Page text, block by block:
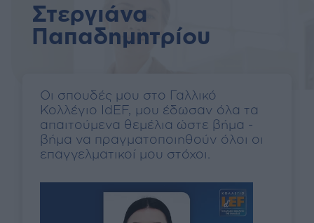
Στεργιάνα
Παπαδημητρίου
Οι σπουδές μου στο Γαλλικό
Κολλέγιο IdEF, μου έδωσαν όλα τα
απαιτούμενα θεμέλια ώστε βήμα -
βήμα να πραγματοποιηθούν όλοι οι
επαγγελματικοί μου στόχοι.